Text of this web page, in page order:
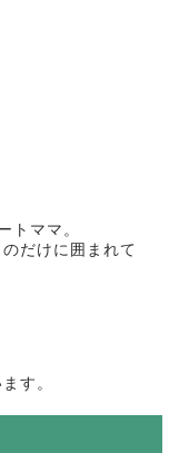
トママ。
だけに囲まれて
す。